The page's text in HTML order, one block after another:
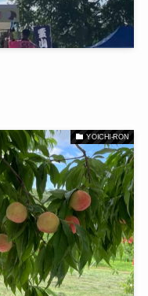
YOICHI-RON